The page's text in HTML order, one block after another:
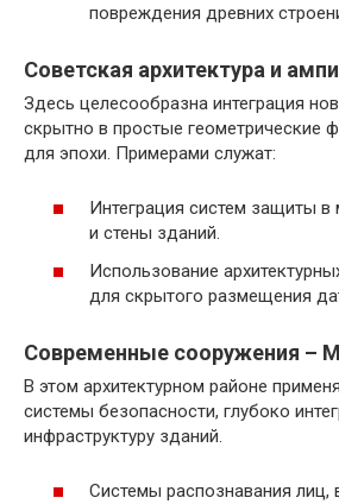
повреждения древних
Советская архитектура и
Здесь целесообразна интеграция
скрытно в простые геометрические
для эпохи. Примерами служат:
Интеграция систем защиты
и стены зданий.
Использование
для скрытого размещения
Современные сооружения –
В этом архитектурном районе
системы безопасности, глубоко
инфраструктуру зданий.
Системы распознавания лиц,